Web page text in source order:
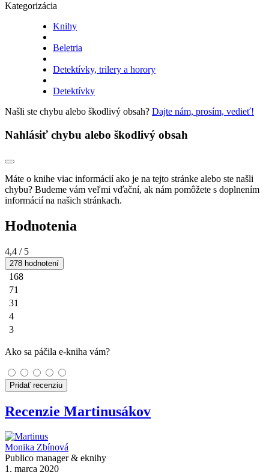
Kategorizácia
Knihy
Beletria
Detektívky, trilery a horory
Detektívky
Našli ste chybu alebo škodlivý obsah? Dajte nám, prosím, vedieť!
Nahlásiť chybu alebo škodlivý obsah
Máte o knihe viac informácií ako je na tejto stránke alebo ste našli
chybu? Budeme vám veľmi vďační, ak nám pomôžete s doplnením
informácií na našich stránkach.
Hodnotenia
4,4 / 5
278 hodnotení
168
71
31
4
3
Ako sa páčila e-kniha vám?
Pridať recenziu
Recenzie Martinusákov
Monika Zbínová
Publico manager & eknihy
1. marca 2020